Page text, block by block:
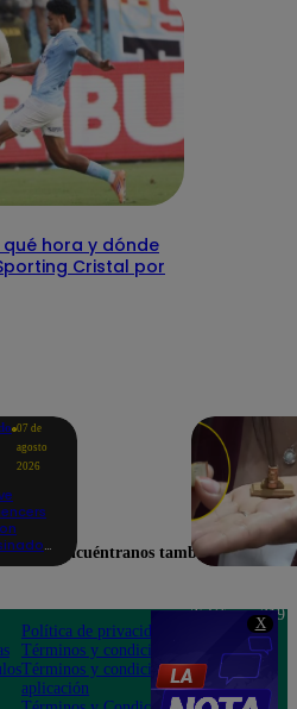
X
qué hora y dónde
Cristal por
07 de
agosto
2026
de
Encuéntranos también en
Política de privacidad
Términos y condiciones
Términos y condiciones
aplicación
Teléfono: 219
Av. San
Felipe 968
Jesús María